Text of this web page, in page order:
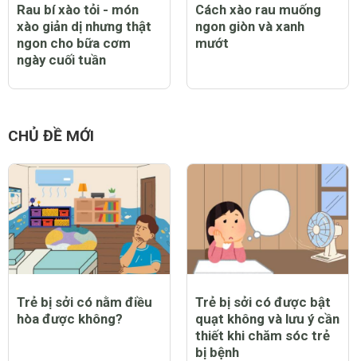
Rau bí xào tỏi - món
xào giản dị nhưng thật
ngon cho bữa cơm
ngày cuối tuần
Cách xào rau muống
ngon giòn và xanh
mướt
CHỦ ĐỀ MỚI
Trẻ bị sởi có nằm điều
hòa được không?
Trẻ bị sởi có được bật
quạt không và lưu ý cần
thiết khi chăm sóc trẻ
bị bệnh